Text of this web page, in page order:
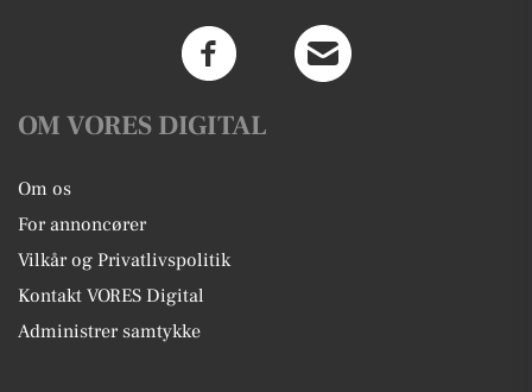
OM VORES DIGITAL
Om os
For annoncører
Vilkår og Privatlivspolitik
Kontakt VORES Digital
Administrer samtykke